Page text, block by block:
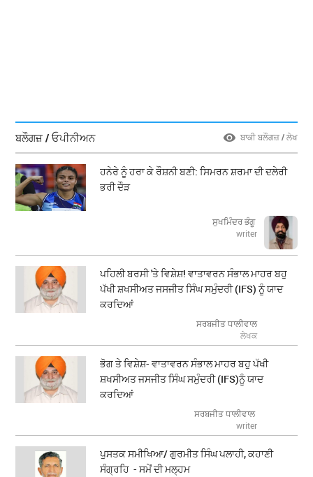
ਬਲੌਗਜ਼ / ਓਪੀਨੀਅਨ ਬਾਕੀ ਬਲੌਗਜ਼ / ਲੇਖ
ਹਨੇਰੇ ਨੂੰ ਹਰਾ ਕੇ ਰੌਸ਼ਨੀ ਬਣੀ: ਸਿਮਰਨ ਸ਼ਰਮਾ ਦੀ ਦਲੇਰੀ
ਭਰੀ ਦੌੜ
ਸੁਖਮਿੰਦਰ ਭੰਗੂ
writer
ਪਹਿਲੀ ਬਰਸੀ 'ਤੇ ਵਿਸ਼ੇਸ਼! ਵਾਤਾਵਰਨ ਸੰਭਾਲ ਮਾਹਰ ਬਹੁ
ਪੱਖੀ ਸ਼ਖਸੀਅਤ ਜਸਜੀਤ ਸਿੰਘ ਸਮੁੰਦਰੀ (IFS) ਨੂੰ ਯਾਦ
ਕਰਦਿਆਂ
ਸਰਬਜੀਤ ਧਾਲੀਵਾਲ
ਲੇਖਕ
ਭੋਗ ਤੇ ਵਿਸ਼ੇਸ਼- ਵਾਤਾਵਰਨ ਸੰਭਾਲ ਮਾਹਰ ਬਹੁ ਪੱਖੀ
ਸ਼ਖਸੀਅਤ ਜਸਜੀਤ ਸਿੰਘ ਸਮੁੰਦਰੀ (IFS)ਨੂੰ ਯਾਦ
ਕਰਦਿਆਂ
ਸਰਬਜੀਤ ਧਾਲੀਵਾਲ
writer
ਪੁਸਤਕ ਸਮੀਖਿਆ/ ਗੁਰਮੀਤ ਸਿੰਘ ਪਲਾਹੀ, ਕਹਾਣੀ
ਸੰਗ੍ਰਹਿ - ਸਮੇਂ ਦੀ ਮਲ੍ਹਮ